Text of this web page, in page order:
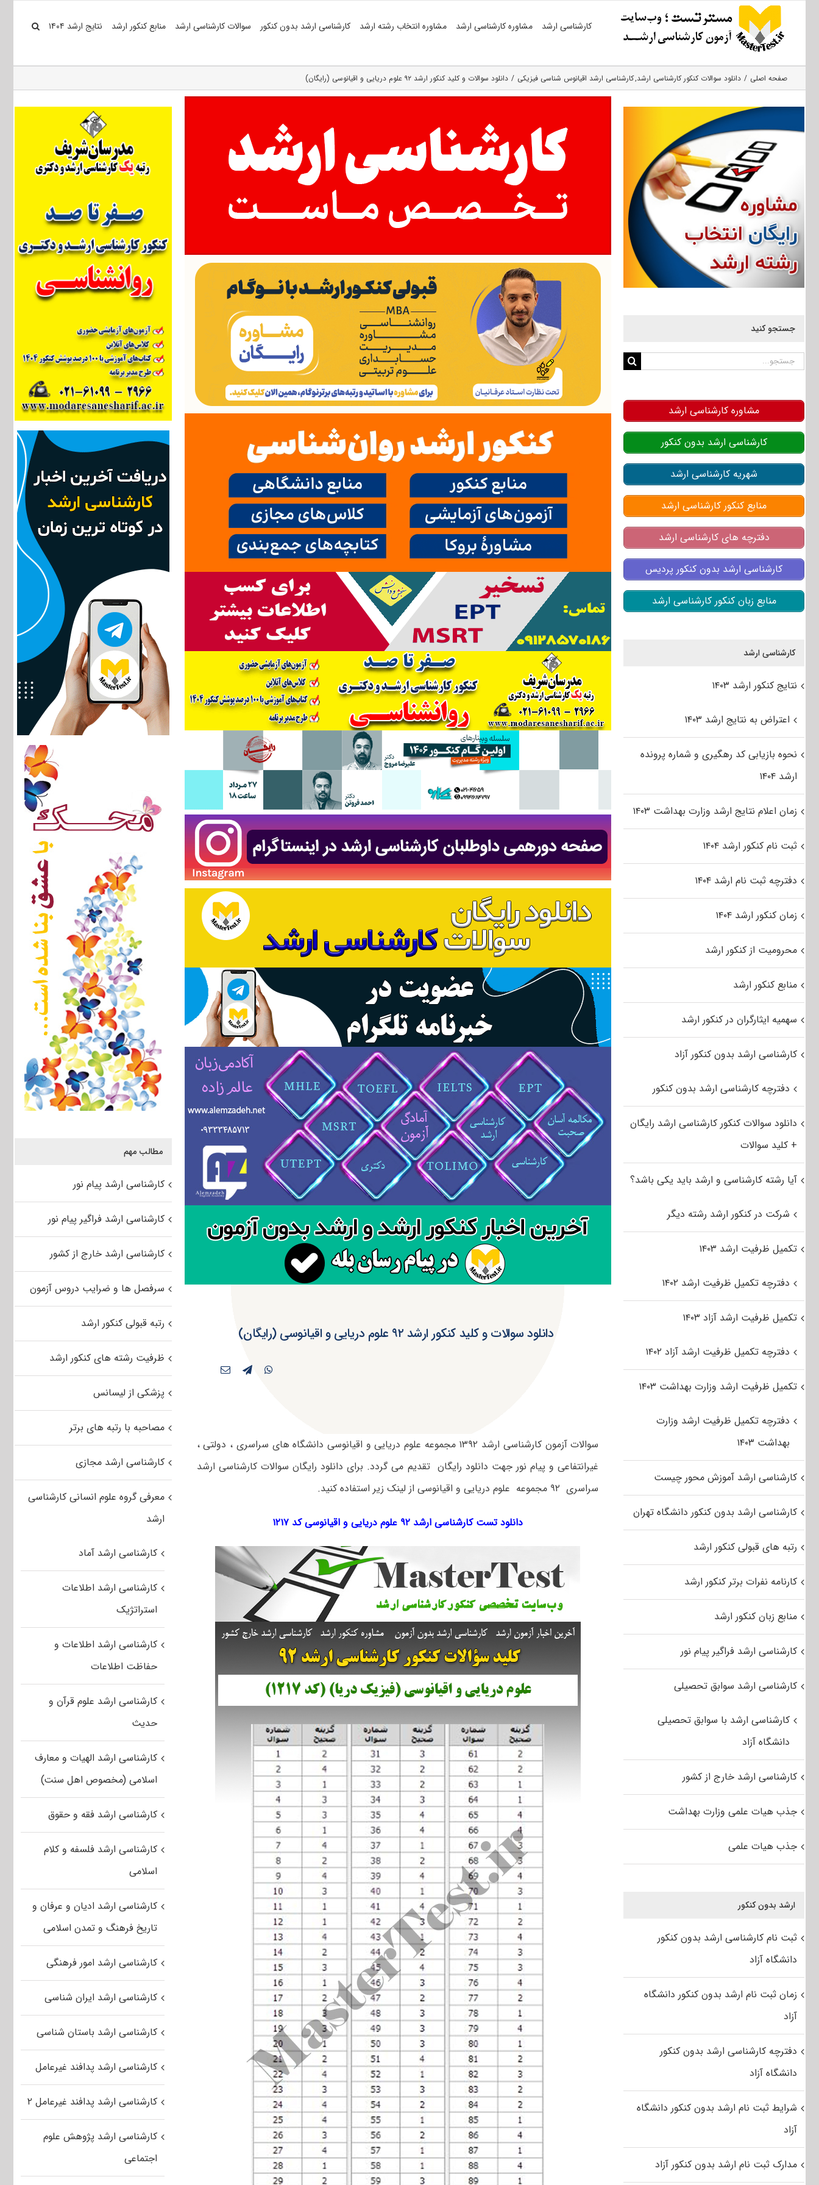
کارشناسی ارشد مشاوره کارشناسی ارشد مشاوره انتخاب رشته ارشد کارشناسی ارشد بدون کنکور سوالات کارشناسی ارشد منابع کنکور ارشد نتایج ارشد ۱۴۰۴
صفحه اصلی دانلود سوالات کنکور کارشناسی ارشد کارشناسی ارشد اقیانوس‌ شناسی فیزیکی دانلود سوالات و کلید کنکور ارشد ۹۲ علوم دریایی و اقیانوسی (رایگان)
دانلود سوالات و کلید کنکور ارشد ۹۲ علوم دریایی و اقیانوسی (رایگان)
سوالات آزمون کارشناسی ارشد ۱۳۹۲ مجموعه علوم دریایی و اقیانوسی دانشگاه های سراسری ، دولتی ،
غیرانتفاعی و پیام نور جهت دانلود رایگان تقدیم می گردد. برای دانلود رایگان سوالات کارشناسی ارشد
سراسری ۹۲ مجموعه علوم دریایی و اقیانوسی از لینک زیر استفاده کنید.
دانلود تست کارشناسی ارشد ۹۲ علوم دریایی و اقیانوسی کد ۱۲۱۷
مطالب مهم
کارشناسی ارشد پیام نور
کارشناسی ارشد فراگیر پیام نور
کارشناسی ارشد خارج از کشور
سرفصل ها و ضرایب دروس آزمون
رتبه قبولی کنکور ارشد
ظرفیت رشته های کنکور ارشد
پزشکی از لیسانس
مصاحبه با رتبه های برتر
کارشناسی ارشد مجازی
معرفی گروه علوم انسانی کارشناسی
ارشد
کارشناسی ارشد آماد
کارشناسی ارشد اطلاعات
استراتژیک
کارشناسی ارشد اطلاعات و
حفاظت اطلاعات
کارشناسی ارشد علوم قرآن و
حدیث
کارشناسی ارشد الهیات و معارف
اسلامی (مخصوص اهل سنت)
کارشناسی ارشد فقه و حقوق
کارشناسی ارشد فلسفه و کلام
اسلامی
کارشناسی ارشد ادیان و عرفان و
تاریخ فرهنگ و تمدن اسلامی
کارشناسی ارشد امور فرهنگی
کارشناسی ارشد ایران شناسی
کارشناسی ارشد باستان شناسی
کارشناسی ارشد پدافند غیرعامل
کارشناسی ارشد پدافند غیرعامل ۲
کارشناسی ارشد پژوهش علوم
اجتماعی
جستجو کنید
جستجو
مشاوره کارشناسی ارشد
کارشناسی ارشد بدون کنکور
شهریه کارشناسی ارشد
منابع کنکور کارشناسی ارشد
دفترچه های کارشناسی ارشد
کارشناسی ارشد بدون کنکور پردیس
منابع زبان کنکور کارشناسی ارشد
کارشناسی ارشد
نتایج کنکور ارشد ۱۴۰۳
اعتراض به نتایج ارشد ۱۴۰۳
نحوه بازیابی کد رهگیری و شماره پرونده
ارشد ۱۴۰۴
زمان اعلام نتایج ارشد وزارت بهداشت ۱۴۰۳
ثبت نام کنکور ارشد ۱۴۰۴
دفترچه ثبت نام ارشد ۱۴۰۴
زمان کنکور ارشد ۱۴۰۴
محرومیت از کنکور ارشد
منابع کنکور ارشد
سهمیه ایثارگران در کنکور ارشد
کارشناسی ارشد بدون کنکور آزاد
دفترچه کارشناسی ارشد بدون کنکور
دانلود سوالات کنکور کارشناسی ارشد رایگان
+ کلید سوالات
آیا رشته کارشناسی و ارشد باید یکی باشد؟
شرکت در کنکور ارشد رشته دیگر
تکمیل ظرفیت ارشد ۱۴۰۳
دفترچه تکمیل ظرفیت ارشد ۱۴۰۲
تکمیل ظرفیت ارشد آزاد ۱۴۰۳
دفترچه تکمیل ظرفیت ارشد آزاد ۱۴۰۲
تکمیل ظرفیت ارشد وزارت بهداشت ۱۴۰۳
دفترچه تکمیل ظرفیت ارشد وزارت
بهداشت ۱۴۰۳
کارشناسی ارشد آموزش محور چیست
کارشناسی ارشد بدون کنکور دانشگاه تهران
رتبه های قبولی کنکور ارشد
کارنامه نفرات برتر کنکور ارشد
منابع زبان کنکور ارشد
کارشناسی ارشد فراگیر پیام نور
کارشناسی ارشد سوابق تحصیلی
کارشناسی ارشد با سوابق تحصیلی
دانشگاه آزاد
کارشناسی ارشد خارج از کشور
جذب هیات علمی وزارت بهداشت
جذب هیات علمی
ارشد بدون کنکور
ثبت نام کارشناسی ارشد بدون کنکور
دانشگاه آزاد
زمان ثبت نام ارشد بدون کنکور دانشگاه
آزاد
دفترچه کارشناسی ارشد بدون کنکور
دانشگاه آزاد
شرایط ثبت نام ارشد بدون کنکور دانشگاه
آزاد
مدارک ثبت نام ارشد بدون کنکور آزاد